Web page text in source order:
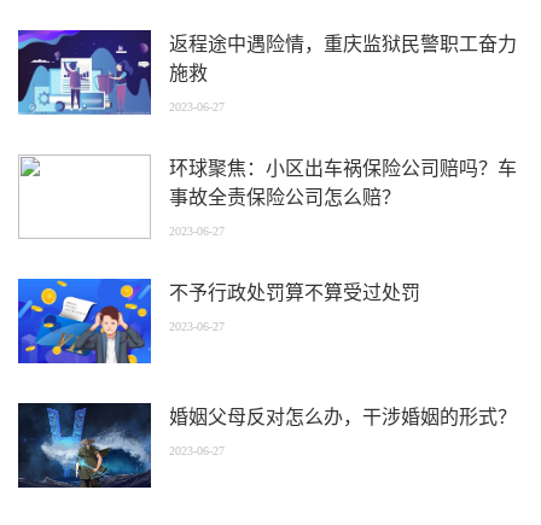
返程途中遇险情，重庆监狱民警职工奋力
施救
2023-06-27
环球聚焦：小区出车祸保险公司赔吗？车
事故全责保险公司怎么赔？
2023-06-27
不予行政处罚算不算受过处罚
2023-06-27
婚姻父母反对怎么办，干涉婚姻的形式？
2023-06-27